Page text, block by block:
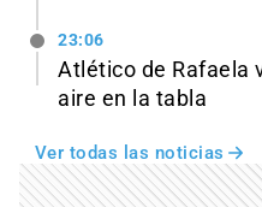
23:06
Atlético de Rafaela
aire en la tabla
Ver todas las noticias